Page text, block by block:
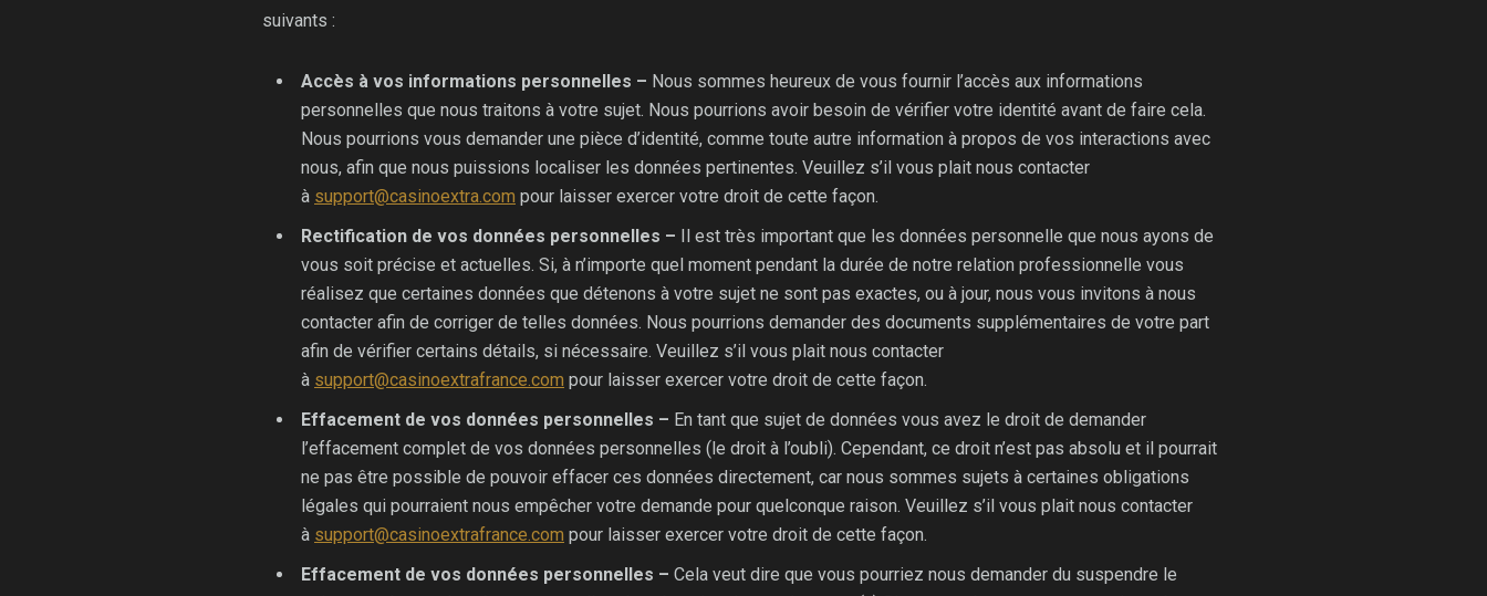
suivants :
Accès à vos informations personnelles – Nous sommes heureux de vous fournir l’accès aux informations
personnelles que nous traitons à votre sujet. Nous pourrions avoir besoin de vérifier votre identité avant de faire cela.
Nous pourrions vous demander une pièce d’identité, comme toute autre information à propos de vos interactions avec
nous, afin que nous puissions localiser les données pertinentes. Veuillez s’il vous plait nous contacter
à support@casinoextra.com pour laisser exercer votre droit de cette façon.
Rectification de vos données personnelles – Il est très important que les données personnelle que nous ayons de
vous soit précise et actuelles. Si, à n’importe quel moment pendant la durée de notre relation professionnelle vous
réalisez que certaines données que détenons à votre sujet ne sont pas exactes, ou à jour, nous vous invitons à nous
contacter afin de corriger de telles données. Nous pourrions demander des documents supplémentaires de votre part
afin de vérifier certains détails, si nécessaire. Veuillez s’il vous plait nous contacter
à support@casinoextrafrance.com pour laisser exercer votre droit de cette façon.
Effacement de vos données personnelles – En tant que sujet de données vous avez le droit de demander
l’effacement complet de vos données personnelles (le droit à l’oubli). Cependant, ce droit n’est pas absolu et il pourrait
ne pas être possible de pouvoir effacer ces données directement, car nous sommes sujets à certaines obligations
légales qui pourraient nous empêcher votre demande pour quelconque raison. Veuillez s’il vous plait nous contacter
à support@casinoextrafrance.com pour laisser exercer votre droit de cette façon.
Effacement de vos données personnelles – Cela veut dire que vous pourriez nous demander du suspendre le